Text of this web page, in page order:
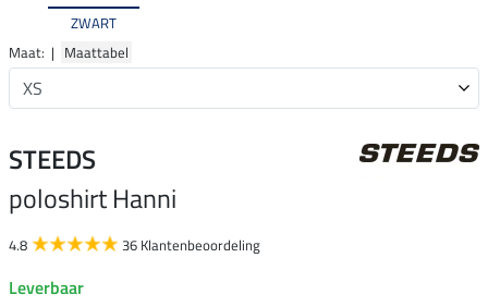
ZWART
Maat: | Maattabel
STEEDS
poloshirt Hanni
4.8 36 Klantenbeoordeling
Leverbaar